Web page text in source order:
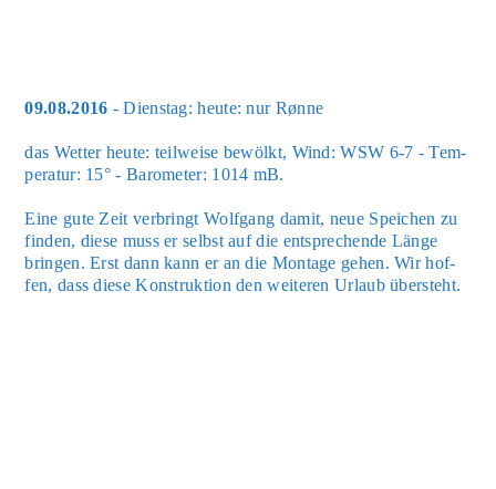
09.08.2016 - Diens­tag: heu­te: nur Røn­ne
das Wet­ter heu­te: teil­wei­se bewölkt, Wind: WSW 6-7 - Tem­
pe­ra­tur: 15° - Baro­me­ter: 1014 mB.
Eine gute Zeit ver­bringt Wolf­gang damit, neue Spei­chen zu
fin­den, die­se muss er selbst auf die ent­spre­chen­de Län­ge
brin­gen. Erst dann kann er an die Mon­ta­ge gehen. Wir hof­
fen, dass die­se Kon­struk­ti­on den wei­te­ren Urlaub über­steht.